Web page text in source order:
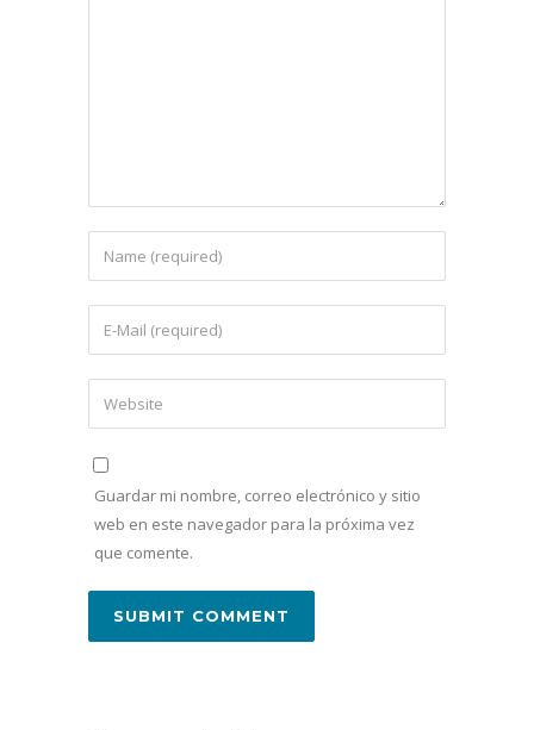
Guardar mi nombre, correo electrónico y sitio
web en este navegador para la próxima vez
que comente.